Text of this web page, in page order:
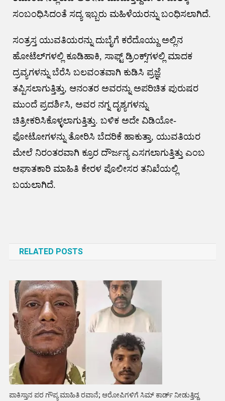
ಸಂಬಂಧಿಸಿದಂತೆ ಸದ್ಯ ಇಬ್ಬರು ಮಹಿಳೆಯರನ್ನು ಬಂಧಿಸಲಾಗಿದೆ.
ಸಂತ್ರಸ್ತ ಯುವತಿಯರನ್ನು ದುಬೈಗೆ ಕರೆದೊಯ್ದು ಅಲ್ಲಿನ
ಹೋಟೆಲ್‌ಗಳಲ್ಲಿ ಕೂಡಿಹಾಕಿ, ಸಾಫ್ಟ್ ಡ್ರಿಂಕ್ಸ್‌ಗಳಲ್ಲಿ ಮಾದಕ
ದ್ರವ್ಯಗಳನ್ನು ಬೆರೆಸಿ ಬಲವಂತವಾಗಿ ಕುಡಿಸಿ ಪ್ರಜ್ಞೆ
ತಪ್ಪಿಸಲಾಗುತ್ತಿತ್ತು, ಆನಂತರ ಅವರನ್ನು ಅಪರಿಚಿತ ಪುರುಷರ
ಮುಂದೆ ಪ್ರದರ್ಶಿಸಿ, ಅವರ ನಗ್ನ ದೃಶ್ಯಗಳನ್ನು
ಚಿತ್ರೀಕರಿಸಿಕೊಳ್ಳಲಾಗುತ್ತಿತ್ತು. ಬಳಿಕ ಅದೇ ವಿಡಿಯೋ-
ಫೋಟೋಗಳನ್ನು ತೋರಿಸಿ ಬೆದರಿಕೆ ಹಾಕುತ್ತಾ, ಯುವತಿಯರ
ಮೇಲೆ ನಿರಂತರವಾಗಿ ಕ್ರೂರ ದೌರ್ಜನ್ಯ ಎಸಗಲಾಗುತ್ತಿತ್ತು ಎಂಬ
ಆಘಾತಕಾರಿ ಮಾಹಿತಿ ಕೇರಳ ಪೊಲೀಸರ ತನಿಖೆಯಲ್ಲಿ
ಬಯಲಾಗಿದೆ.
RELATED POSTS
ಪಾಕಿಸ್ತಾನ ಪರ ಗೌಪ್ಯ ಮಾಹಿತಿ ರವಾನೆ; ಆರೋಪಿಗಳಿಗೆ ಸಿಮ್ ಕಾರ್ಡ್ ನೀಡುತ್ತಿದ್ದ